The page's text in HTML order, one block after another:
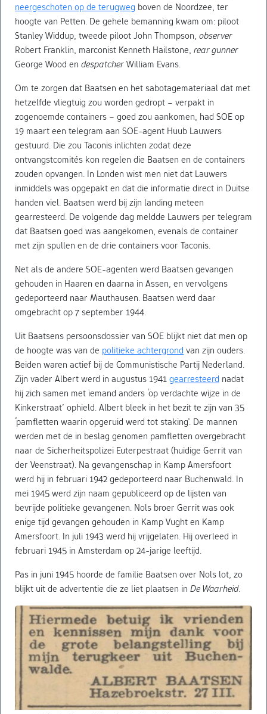
neergeschoten op de terugweg boven de Noordzee, ter
hoogte van Petten. De gehele bemanning kwam om: piloot
Stanley Widdup, tweede piloot John Thompson, observer
Robert Franklin, marconist Kenneth Hailstone, rear gunner
George Wood en despatcherWilliam Evans.
Om te zorgen dat Baatsen en het sabotagemateriaal dat met
hetzelfde vliegtuig zou worden gedropt – verpakt in
zogenoemde containers – goed zou aankomen, had SOE op
19 maart een telegram aan SOE-agent Huub Lauwers
gestuurd. Die zou Taconis inlichten zodat deze
ontvangstcomités kon regelen die Baatsen en de containers
zouden opvangen. In Londen wist men niet dat Lauwers
inmiddels was opgepakt en dat die informatie direct in Duitse
handen viel. Baatsen werd bij zijn landing meteen
gearresteerd. De volgende dag meldde Lauwers per telegram
dat Baatsen goed was aangekomen, evenals de container
met zijn spullen en de drie containers voor Taconis.
Net als de andere SOE-agenten werd Baatsen gevangen
gehouden in Haaren en daarna in Assen, en vervolgens
gedeporteerd naar Mauthausen. Baatsen werd daar
omgebracht op 7 september 1944.
Uit Baatsens persoonsdossier van SOE blijkt niet dat men op
de hoogte was van de politieke achtergrond van zijn ouders.
Beiden waren actief bij de Communistische Partij Nederland.
Zijn vader Albert werd in augustus 1941gearresteerd nadat
hij zich samen met iemand anders ‘op verdachte wijze in de
Kinkerstraat’ ophield. Albert bleek in het bezit te zijn van 35
‘pamfletten waarin opgeruid werd tot staking’. De mannen
werden met de in beslag genomen pamfletten overgebracht
naar de Sicherheitspolizei Euterpestraat (huidige Gerrit van
der Veenstraat). Na gevangenschap in Kamp Amersfoort
werd hij in februari 1942 gedeporteerd naar Buchenwald. In
mei 1945 werd zijn naam gepubliceerd op de lijsten van
bevrijde politieke gevangenen. Nols broer Gerrit was ook
enige tijd gevangen gehouden in Kamp Vught en Kamp
Amersfoort. In juli 1943 werd hij vrijgelaten. Hij overleed in
februari 1945 in Amsterdam op 24-jarige leeftijd.
Pas in juni 1945 hoorde de familie Baatsen over Nols lot, zo
blijkt uit de advertentie die ze liet plaatsen in De Waarheid.